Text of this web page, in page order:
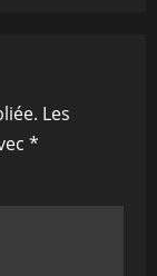
Les
*